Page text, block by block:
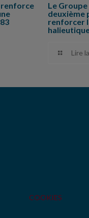
renforce
Le
deuxième
renforcer
Lire
COOKIES